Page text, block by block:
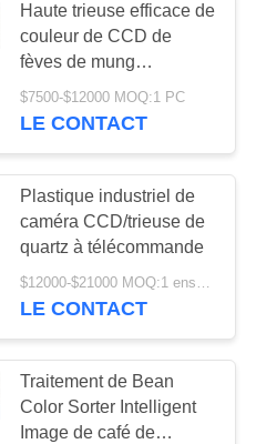
de
plastique
29
Haute trieuse efficace de
couleur de CCD de
fèves de mung
télécommandée
$7500-$12000 MOQ:1 PC
LE CONTACT
Plastique industriel de
caméra CCD/trieuse de
quartz à télécommande
$12000-$21000 MOQ:1 ensemble
LE CONTACT
Traitement de Bean
Color Sorter Intelligent
Image de café de